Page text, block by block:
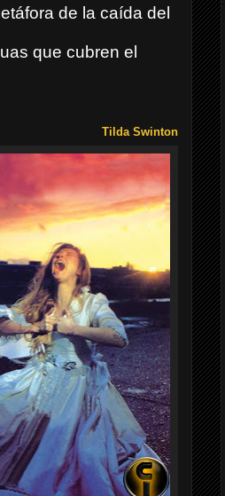
de la caída del
que cubren el
Tilda Swinton